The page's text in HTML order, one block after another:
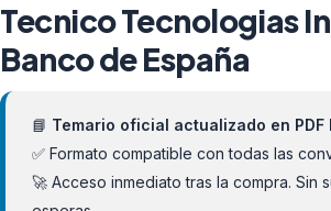
Tecnico Tecnologias
Banco de España
📘 Temario oficial actualizado en
✅ Formato compatible con todas las
🚀 Acceso inmediato tras la compra. Sin